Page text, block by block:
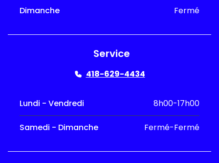
Dimanche Fermé
Service
418-629-4434
Lundi - Vendredi 8h00-17h00
Samedi - Dimanche Fermé-Fermé